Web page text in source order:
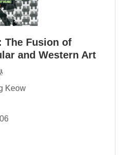
The Fusion of
and Western Art
Keow